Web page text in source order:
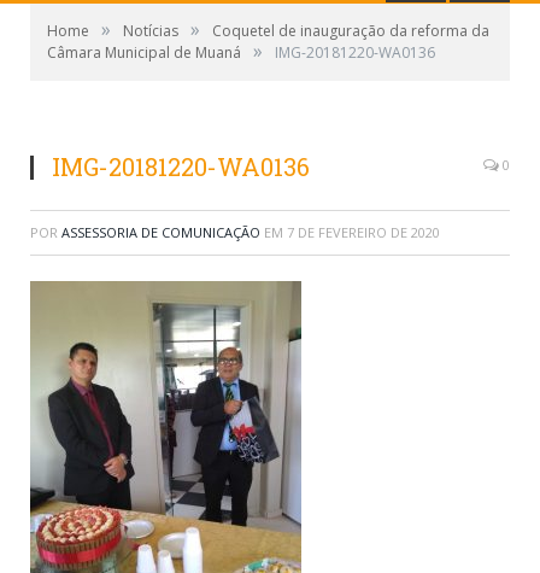
Home » Notícias »
Coquetel de inauguração da reforma da
Câmara Municipal de Muaná
» IMG-20181220-WA0136
IMG-20181220-WA0136 0
POR ASSESSORIA DE COMUNICAÇÃO EM 7 DE FEVEREIRO DE 2020